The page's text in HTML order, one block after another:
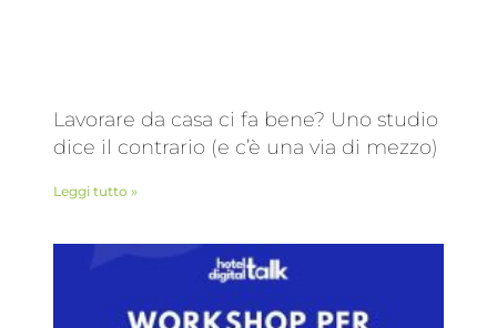
Lavorare da casa ci fa bene? Uno studio
dice il contrario (e c’è una via di mezzo)
Leggi tutto »